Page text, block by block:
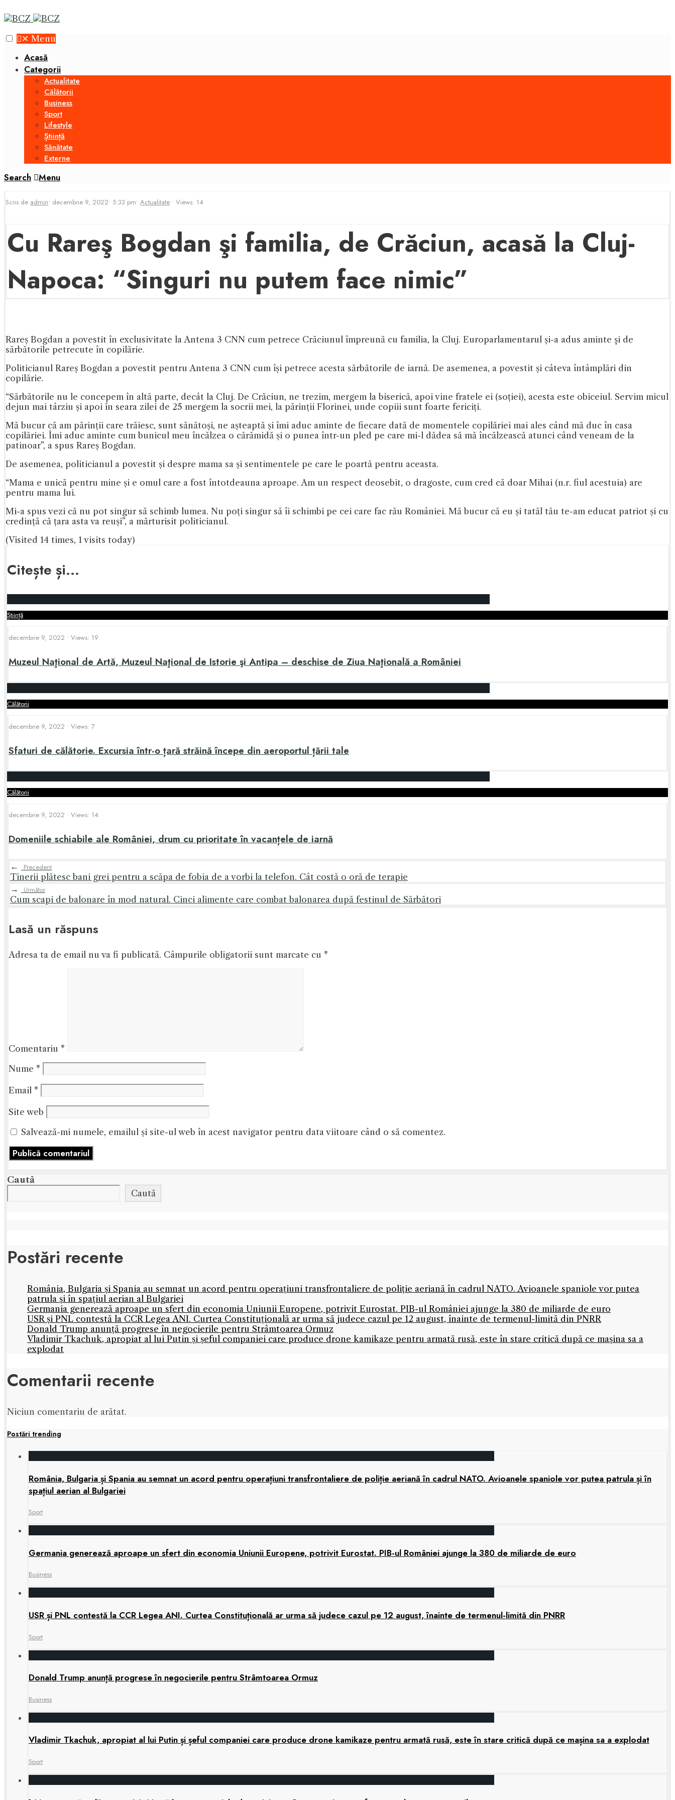
✕ Menu
Acasă
Categorii
Actualitate
Călătorii
Business
Sport
Lifestyle
Știință
Sănătate
Externe
Search Menu
Scris de admin• decembrie 9, 2022• 5:33 pm• Actualitate • Views: 14
Cu Rareş Bogdan şi familia, de Crăciun, acasă la Cluj-
Napoca: “Singuri nu putem face nimic”
Rareș Bogdan a povestit în exclusivitate la Antena 3 CNN cum petrece Crăciunul împreună cu familia, la Cluj. Europarlamentarul și-a adus aminte şi de
sărbătorile petrecute în copilărie.
Politicianul Rareș Bogdan a povestit pentru Antena 3 CNN cum își petrece acesta sărbătorile de iarnă. De asemenea, a povestit și câteva întâmplări din
copilărie.
“Sărbătorile nu le concepem în altă parte, decât la Cluj. De Crăciun, ne trezim, mergem la biserică, apoi vine fratele ei (soției), acesta este obiceiul. Servim micul
dejun mai târziu și apoi în seara zilei de 25 mergem la socrii mei, la părinții Florinei, unde copiii sunt foarte fericiți.
Mă bucur că am părinții care trăiesc, sunt sănătoși, ne așteaptă și îmi aduc aminte de fiecare dată de momentele copilăriei mai ales când mă duc în casa
copilăriei. Îmi aduc aminte cum bunicul meu încălzea o cărămidă și o punea într-un pled pe care mi-l dădea să mă încălzească atunci când veneam de la
patinoar”, a spus Rareș Bogdan.
De asemenea, politicianul a povestit și despre mama sa și sentimentele pe care le poartă pentru aceasta.
“Mama e unică pentru mine și e omul care a fost întotdeauna aproape. Am un respect deosebit, o dragoste, cum cred că doar Mihai (n.r. fiul acestuia) are
pentru mama lui.
Mi-a spus vezi că nu pot singur să schimb lumea. Nu poți singur să îi schimbi pe cei care fac rău României. Mă bucur că eu și tatăl tău te-am educat patriot și cu
credință că țara asta va reuși”, a mărturisit politicianul.
(Visited 14 times, 1 visits today)
Citește și...
Știință
decembrie 9, 2022 • Views: 19
Muzeul Naţional de Artă, Muzeul Naţional de Istorie şi Antipa – deschise de Ziua Naţională a României
Călătorii
decembrie 9, 2022 • Views: 7
Sfaturi de călătorie. Excursia într-o țară străină începe din aeroportul țării tale
Călătorii
decembrie 9, 2022 • Views: 14
Domeniile schiabile ale României, drum cu prioritate în vacanțele de iarnă
← Precedent
Tinerii plătesc bani grei pentru a scăpa de fobia de a vorbi la telefon. Cât costă o oră de terapie
→
Următor
Cum scapi de balonare în mod natural. Cinci alimente care combat balonarea după festinul de Sărbători
Lasă un răspuns
Adresa ta de email nu va fi publicată. Câmpurile obligatorii sunt marcate cu *
Comentariu *
Nume *
Email *
Site web
Salvează-mi numele, emailul și site-ul web în acest navigator pentru data viitoare când o să comentez.
Caută
Caută
Postări recente
România, Bulgaria și Spania au semnat un acord pentru operațiuni transfrontaliere de poliție aeriană în cadrul NATO. Avioanele spaniole vor putea
patrula și în spațiul aerian al Bulgariei
Germania generează aproape un sfert din economia Uniunii Europene, potrivit Eurostat. PIB-ul României ajunge la 380 de miliarde de euro
USR și PNL contestă la CCR Legea ANI. Curtea Constituțională ar urma să judece cazul pe 12 august, înainte de termenul-limită din PNRR
Donald Trump anunță progrese în negocierile pentru Strâmtoarea Ormuz
Vladimir Tkachuk, apropiat al lui Putin și șeful companiei care produce drone kamikaze pentru armată rusă, este în stare critică după ce mașina sa a
explodat
Comentarii recente
Niciun comentariu de arătat.
Postări trending
România, Bulgaria și Spania au semnat un acord pentru operațiuni transfrontaliere de poliție aeriană în cadrul NATO. Avioanele spaniole vor putea patrula și în
spațiul aerian al Bulgariei
Sport
Germania generează aproape un sfert din economia Uniunii Europene, potrivit Eurostat. PIB-ul României ajunge la 380 de miliarde de euro
Business
USR și PNL contestă la CCR Legea ANI. Curtea Constituțională ar urma să judece cazul pe 12 august, înainte de termenul-limită din PNRR
Sport
Donald Trump anunță progrese în negocierile pentru Strâmtoarea Ormuz
Business
Vladimir Tkachuk, apropiat al lui Putin și șeful companiei care produce drone kamikaze pentru armată rusă, este în stare critică după ce mașina sa a explodat
Sport